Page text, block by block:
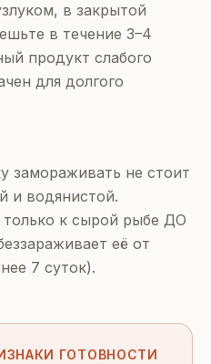
в закрытой
в течение 3–4
продукт слабого
для долгого
замораживать не стоит
и водянистой.
только к сырой рыбе ДО
её от
7 суток).
ГОТОВНОСТИ